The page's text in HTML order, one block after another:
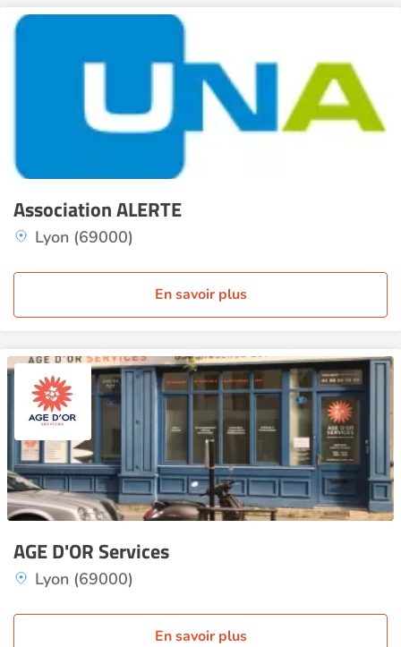
Association ALERTE
Lyon (69000)
En savoir plus
AGE D'OR Services
Lyon (69000)
En savoir plus